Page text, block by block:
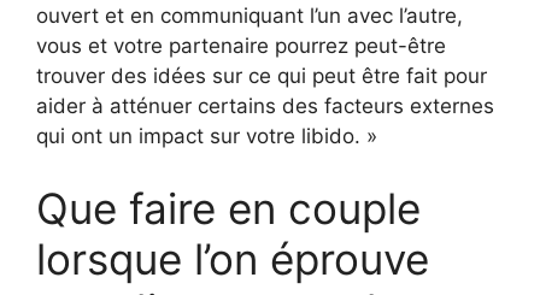
ouvert et en communiquant l’un avec l’autre,
vous et votre partenaire pourrez peut-être
trouver des idées sur ce qui peut être fait pour
aider à atténuer certains des facteurs externes
qui ont un impact sur votre libido. »
Que faire en couple
lorsque l’on éprouve